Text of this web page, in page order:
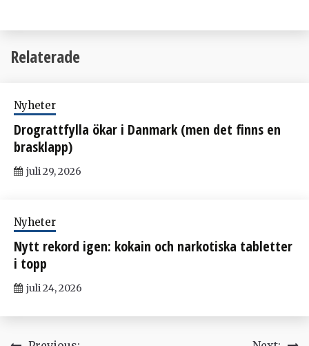
Relaterade
Nyheter
Drograttfylla ökar i Danmark (men det finns en
brasklapp)
juli 29, 2026
Nyheter
Nytt rekord igen: kokain och narkotiska tabletter
i topp
juli 24, 2026